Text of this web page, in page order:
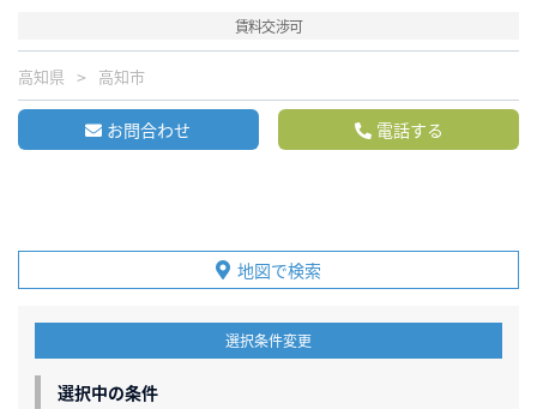
賃料交渉可
高知県 高知市
お問合わせ 電話する
地図で検索
選択条件変更
選択中の条件